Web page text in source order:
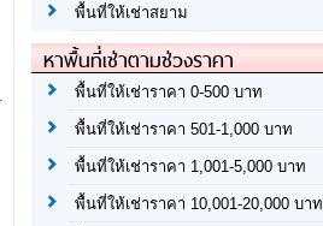
พื้นที่ให้เช่าสยาม
หาพื้นที่เช่าตามช่วงราคา
พื้นที่ให้เช่าราคา 0-500 บาท
พื้นที่ให้เช่าราคา 501-1,000 บาท
พื้นที่ให้เช่าราคา 1,001-5,000 บาท
พื้นที่ให้เช่าราคา 10,001-20,000 บาท